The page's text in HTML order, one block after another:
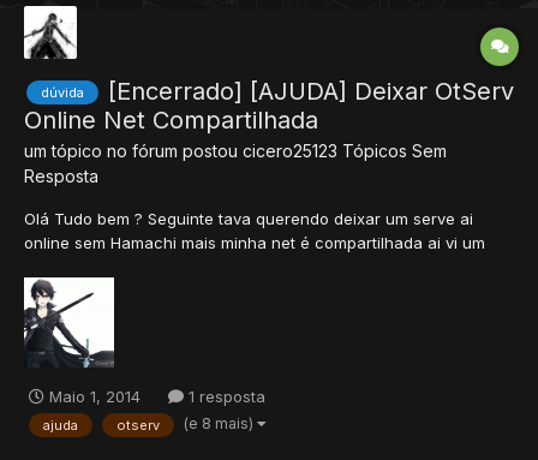
dúvida
[Encerrado] [AJUDA] Deixar OtServ
Online Net Compartilhada
um tópico no fórum postou cicero25123 Tópicos Sem
Resposta
Olá Tudo bem ? Seguinte tava querendo deixar um serve ai
online sem Hamachi mais minha net é compartilhada ai vi um
configurando o server, criando o host no no-ip, abrindo as
portas no firewall, e todo o resto mais fiz isso tudo e não...
Maio 1, 2014 1 resposta
ajuda otserv (e 8 mais)